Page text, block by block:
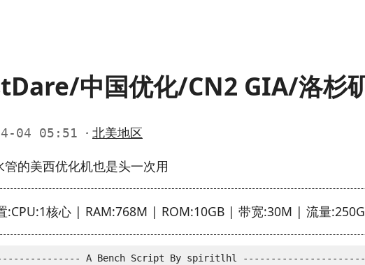
中国优化/CN2 GIA/洛杉
04 05:51 · 北美地区
管的美西优化机也是头一次用
:CPU:1核心 | RAM:768M | ROM:10GB | 带宽:30M | 流量
A Bench Script By spiritlhl ----------------------